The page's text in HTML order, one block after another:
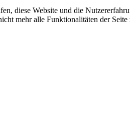
diese Website und die
mehr alle Funktionalitäten der